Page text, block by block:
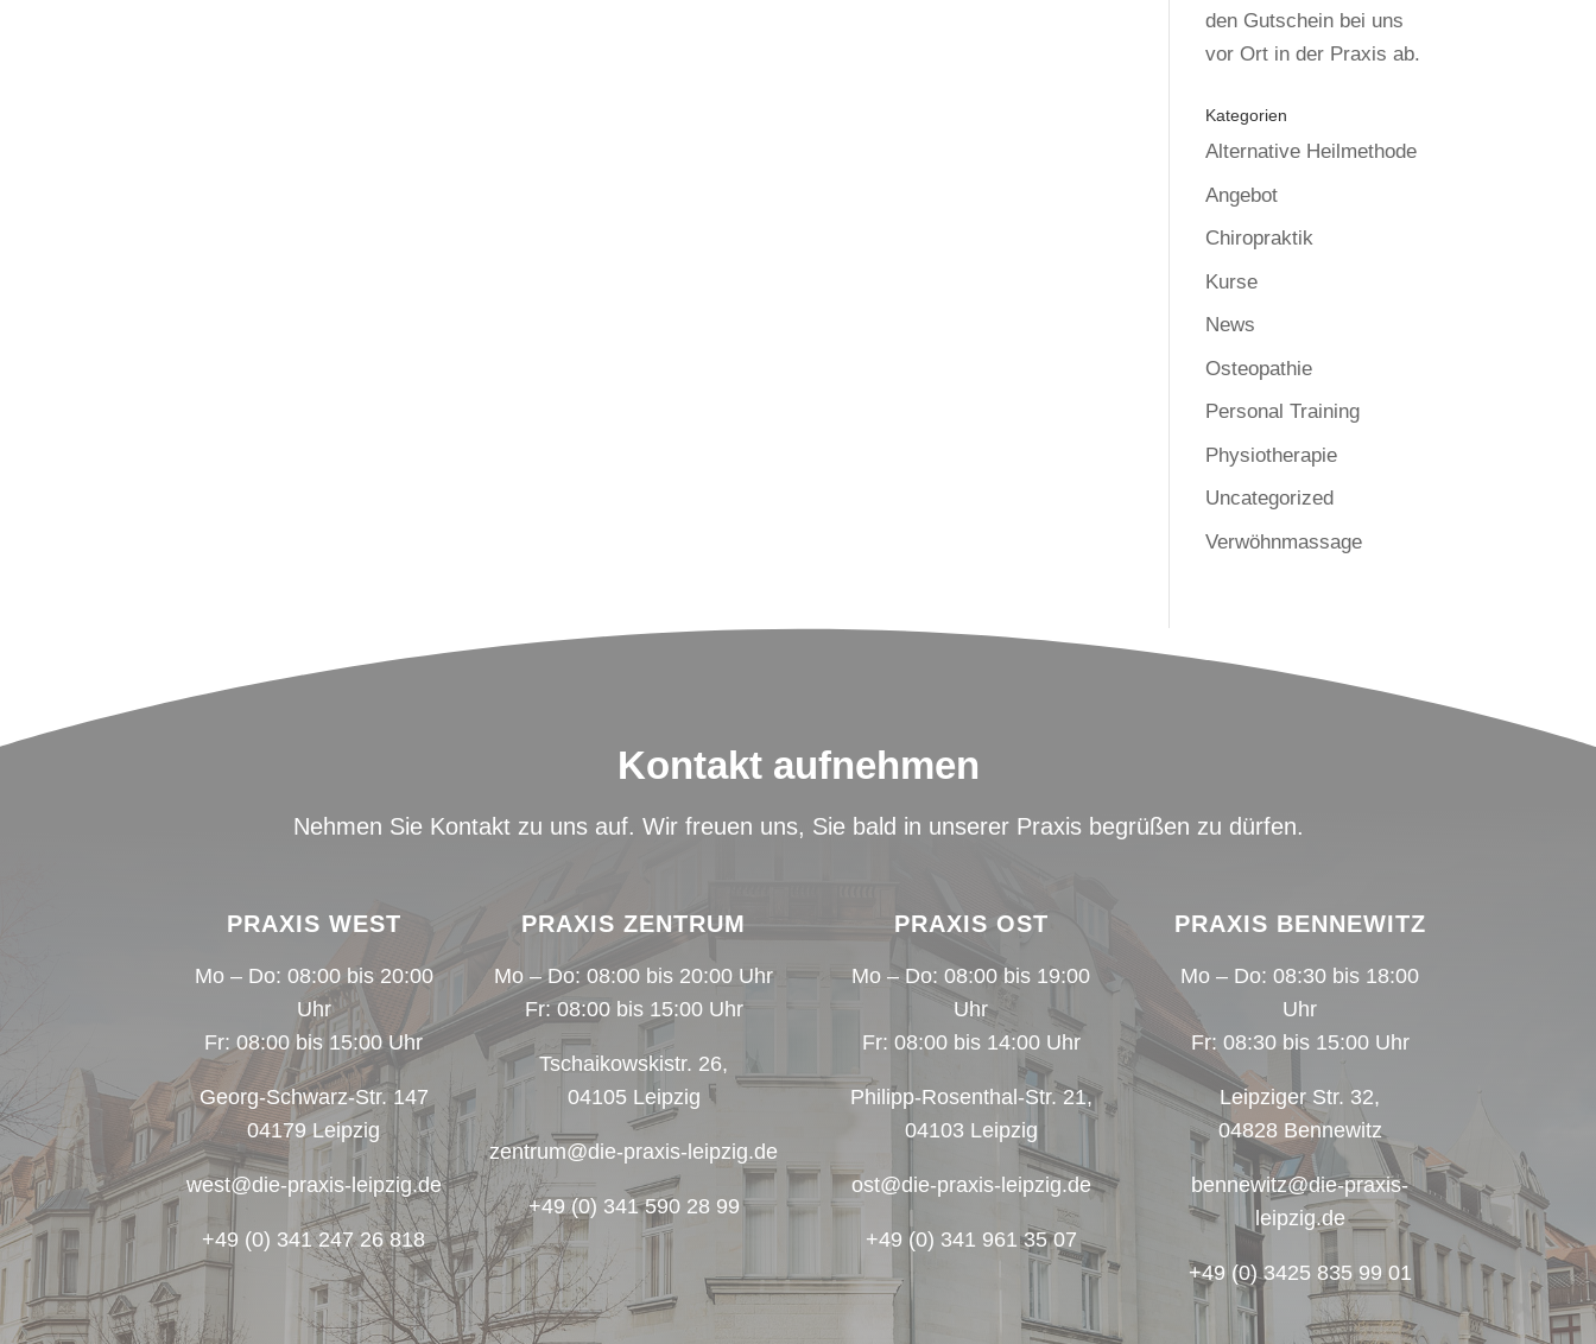
den Gutschein bei uns
vor Ort in der Praxis ab.
Kategorien
Alternative Heilmethode
Angebot
Chiropraktik
Kurse
News
Osteopathie
Personal Training
Physiotherapie
Uncategorized
Verwöhnmassage
Kontakt aufnehmen
Nehmen Sie Kontakt zu uns auf. Wir freuen uns, Sie bald in unserer Praxis begrüßen zu dürfen.
PRAXIS WEST
Mo – Do: 08:00 bis 20:00
Uhr
Fr: 08:00 bis 15:00 Uhr
Georg-Schwarz-Str. 147
04179 Leipzig
west@die-praxis-leipzig.de
+49 (0) 341 247 26 818
PRAXIS ZENTRUM
Mo – Do: 08:00 bis 20:00 Uhr
Fr: 08:00 bis 15:00 Uhr
Tschaikowskistr. 26,
04105 Leipzig
zentrum@die-praxis-leipzig.de
+49 (0) 341 590 28 99
PRAXIS OST
Mo – Do: 08:00 bis 19:00
Uhr
Fr: 08:00 bis 14:00 Uhr
Philipp-Rosenthal-Str. 21,
04103 Leipzig
ost@die-praxis-leipzig.de
+49 (0) 341 961 35 07
PRAXIS BENNEWITZ
Mo – Do: 08:30 bis 18:00
Uhr
Fr: 08:30 bis 15:00 Uhr
Leipziger Str. 32,
04828 Bennewitz
bennewitz@die-praxis-
leipzig.de
+49 (0) 3425 835 99 01